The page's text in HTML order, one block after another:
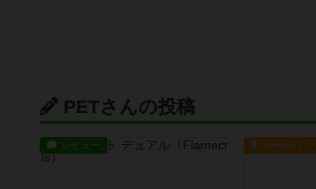
PETさんの投稿
レビュー ルール/イン